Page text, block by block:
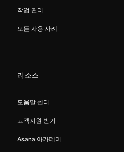
작업 관리
모든 사용 사례
리소스
도움말 센터
고객지원 받기
Asana 아카데미